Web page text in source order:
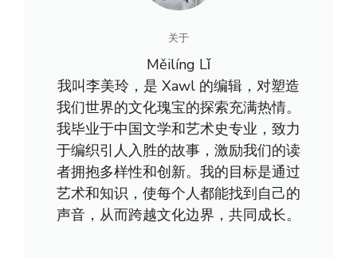
关于
Měilíng Lǐ
我叫李美玲，是 Xawl 的编辑，对塑造
我们世界的文化瑰宝的探索充满热情。
我毕业于中国文学和艺术史专业，致力
于编织引人入胜的故事，激励我们的读
者拥抱多样性和创新。我的目标是通过
艺术和知识，使每个人都能找到自己的
声音，从而跨越文化边界，共同成长。